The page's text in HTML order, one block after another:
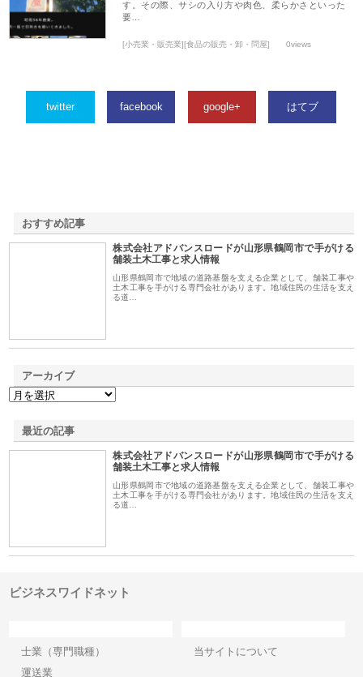
す。その際、サシの入り方や肉色、柔らかさといった
要…
[小売業・販売業][食品の販売・卸・問屋] 0views
twitter facebook google+ はてブ
おすすめ記事
株式会社アドバンスロードが山形県鶴岡市で手がける
舗装土木工事と求人情報
山形県鶴岡市で地域の道路基盤を支える企業として、舗装工事や
土木工事を手がける専門会社があります。地域住民の生活を支え
る道…
アーカイブ
最近の記事
株式会社アドバンスロードが山形県鶴岡市で手がける
舗装土木工事と求人情報
山形県鶴岡市で地域の道路基盤を支える企業として、舗装工事や
土木工事を手がける専門会社があります。地域住民の生活を支え
る道…
ビジネスワイドネット
士業（専門職種）
運送業
当サイトについて